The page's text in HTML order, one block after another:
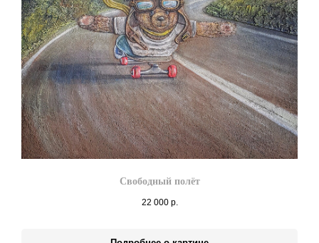
Свободный полёт
22 000 р.